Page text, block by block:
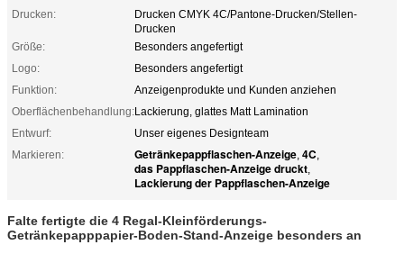
Drucken:
Drucken CMYK 4C/Pantone-Drucken/Stellen-
Drucken
Größe:
Besonders angefertigt
Logo:
Besonders angefertigt
Funktion:
Anzeigenprodukte und Kunden anziehen
Oberflächenbehandlung:Lackierung, glattes Matt Lamination
Entwurf:
Unser eigenes Designteam
Markieren:
Getränkepappflaschen-Anzeige, 4C,
das Pappflaschen-Anzeige druckt,
Lackierung der Pappflaschen-Anzeige
Falte fertigte die 4 Regal-Kleinförderungs-
Getränkepapppapier-Boden-Stand-Anzeige besonders an